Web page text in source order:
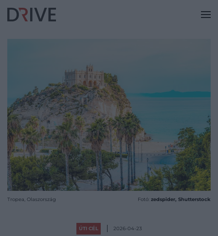
Tropea, Olaszország Fotó: zedspider, Shutterstock
ÚTI CÉL 2026-04-23